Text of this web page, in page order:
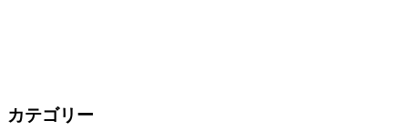
カテゴリー